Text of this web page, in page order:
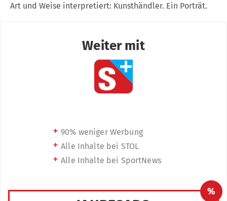
Art und Weise interpretiert: Kunsthändler. Ein Porträt.